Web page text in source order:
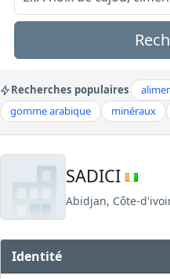
Recherches populaires
gomme arabique
minéraux
SADICI
Abidjan, Côte-
Identité